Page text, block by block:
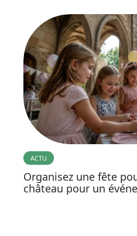
ACTU
Organisez une fête
château pour un